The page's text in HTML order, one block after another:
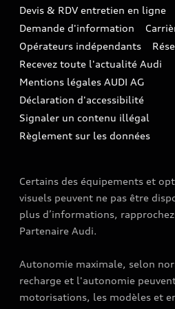
LLD
Action de Service EA 189
Audi Assistance
Campagne de rappel Airbag
Mise à jour logiciel
Espace actualités Audi
Carrières
Espace Presse
Devis & RDV entretien en ligne
Demande d'information
Opérateurs indépendants
Recevez toute l'actualité Audi
Mentions légales AUDI AG
Déclaration d'accessibilité
Signaler un contenu illégal
Règlement sur les données
Certains des équipements et
visuels peuvent ne pas être
plus d’informations,
Partenaire Audi.
Autonomie maximale, selon
recharge et l'autonomie
motorisations, les modèles et